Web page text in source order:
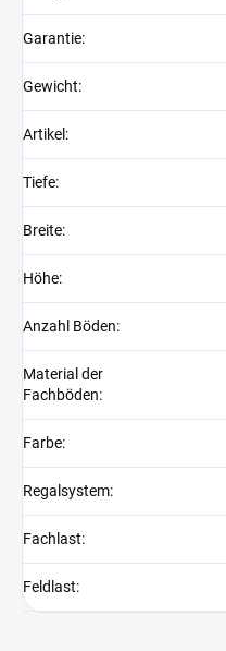
Garantie:
Gewicht:
Artikel :
Tiefe:
Breite:
Höhe:
Anzahl Böden:
Material der
Fachböden:
Farbe:
Regalsystem:
Fachlast:
Feldlast: